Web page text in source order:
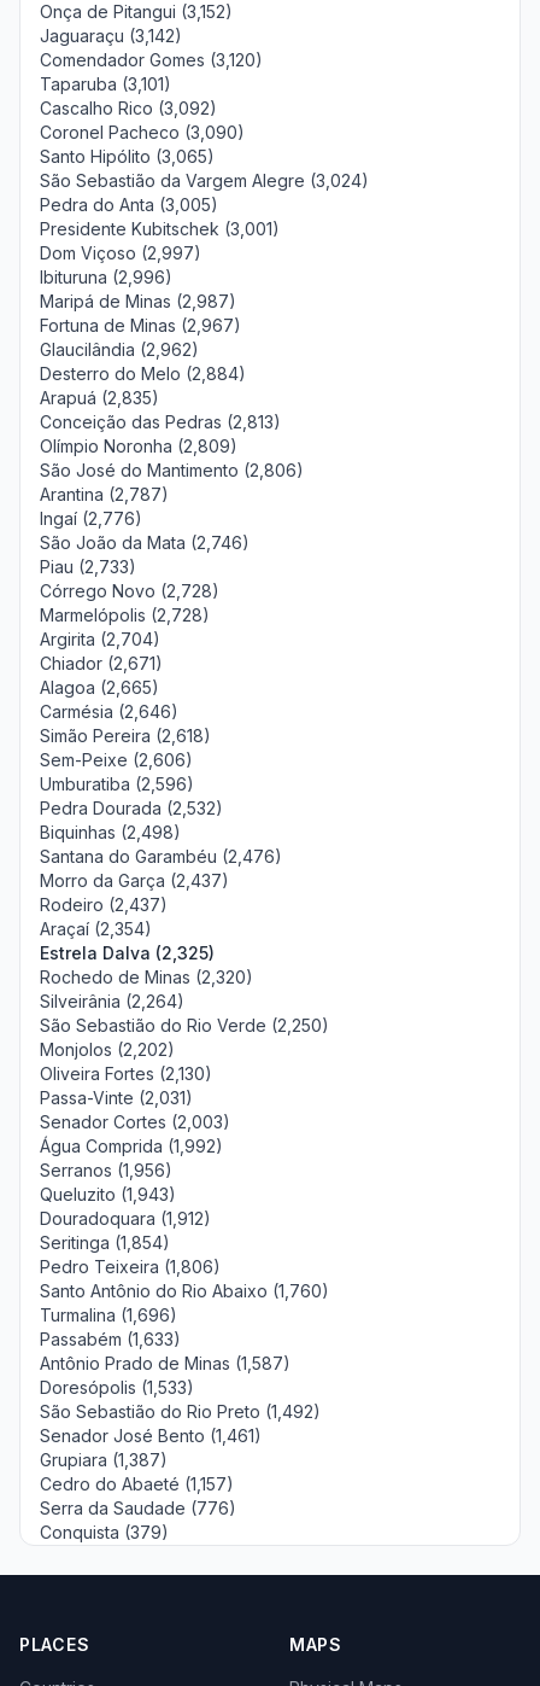
Onça de Pitangui (3,152)
Jaguaraçu (3,142)
Comendador Gomes (3,120)
Taparuba (3,101)
Cascalho Rico (3,092)
Coronel Pacheco (3,090)
Santo Hipólito (3,065)
São Sebastião da Vargem Alegre (3,024)
Pedra do Anta (3,005)
Presidente Kubitschek (3,001)
Dom Viçoso (2,997)
Ibituruna (2,996)
Maripá de Minas (2,987)
Fortuna de Minas (2,967)
Glaucilândia (2,962)
Desterro do Melo (2,884)
Arapuá (2,835)
Conceição das Pedras (2,813)
Olímpio Noronha (2,809)
São José do Mantimento (2,806)
Arantina (2,787)
Ingaí (2,776)
São João da Mata (2,746)
Piau (2,733)
Córrego Novo (2,728)
Marmelópolis (2,728)
Argirita (2,704)
Chiador (2,671)
Alagoa (2,665)
Carmésia (2,646)
Simão Pereira (2,618)
Sem-Peixe (2,606)
Umburatiba (2,596)
Pedra Dourada (2,532)
Biquinhas (2,498)
Santana do Garambéu (2,476)
Morro da Garça (2,437)
Rodeiro (2,437)
Araçaí (2,354)
Estrela Dalva (2,325)
Rochedo de Minas (2,320)
Silveirânia (2,264)
São Sebastião do Rio Verde (2,250)
Monjolos (2,202)
Oliveira Fortes (2,130)
Passa-Vinte (2,031)
Senador Cortes (2,003)
Água Comprida (1,992)
Serranos (1,956)
Queluzito (1,943)
Douradoquara (1,912)
Seritinga (1,854)
Pedro Teixeira (1,806)
Santo Antônio do Rio Abaixo (1,760)
Turmalina (1,696)
Passabém (1,633)
Antônio Prado de Minas (1,587)
Doresópolis (1,533)
São Sebastião do Rio Preto (1,492)
Senador José Bento (1,461)
Grupiara (1,387)
Cedro do Abaeté (1,157)
Serra da Saudade (776)
Conquista (379)
PLACES MAPS